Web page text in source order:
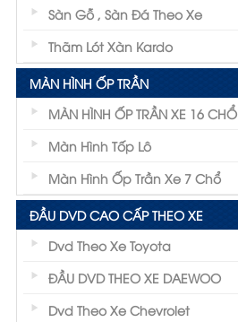
Sàn Gỗ , Sàn Đá Theo Xe
Thãm Lót Xàn Kardo
MÀN HÌNH ỐP TRẦN
MÀN HÌNH ỐP TRẦN XE 16 CHỔ
Màn Hình Tốp Lô
Màn Hình Ốp Trần Xe 7 Chổ
ĐẦU DVD CAO CẤP THEO XE
Dvd Theo Xe Toyota
ĐẦU DVD THEO XE DAEWOO
Dvd Theo Xe Chevrolet